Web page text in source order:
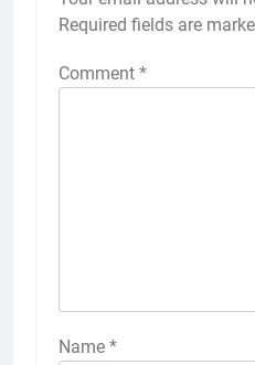
Required fields are
Comment *
Name *